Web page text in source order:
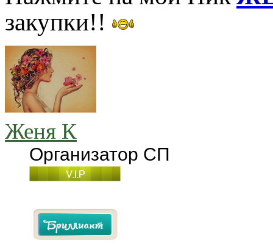
закупки!!
Женя К
Организатор СП